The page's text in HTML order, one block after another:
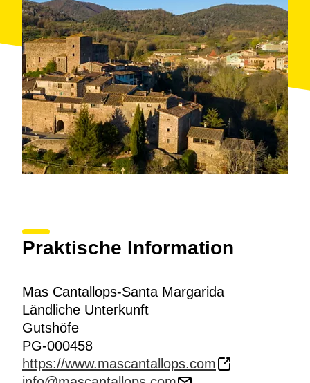
Praktische Information
Mas Cantallops-Santa Margarida
Ländliche Unterkunft
Gutshöfe
PG-000458
https://www.mascantallops.com